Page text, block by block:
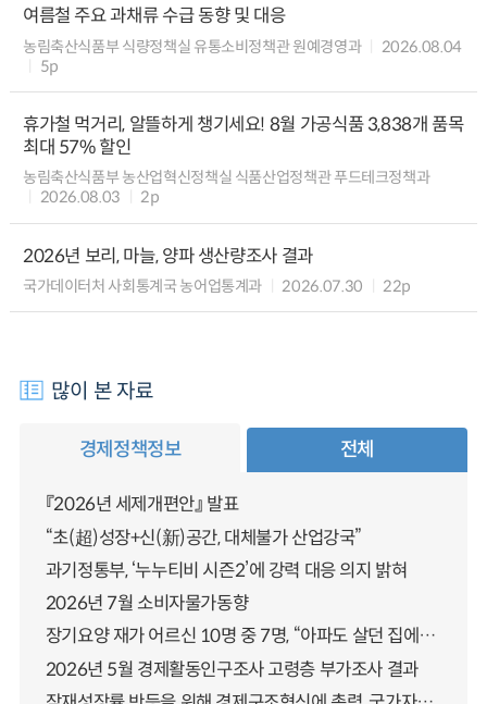
여름철 주요 과채류 수급 동향 및 대응
농림축산식품부 식량정책실 유통소비정책관 원예경영과
2026.08.04
5p
휴가철 먹거리, 알뜰하게 챙기세요! 8월 가공식품 3,838개 품목
최대 57% 할인
농림축산식품부 농산업혁신정책실 식품산업정책관 푸드테크정책과
2026.08.03
2p
2026년 보리, 마늘, 양파 생산량조사 결과
국가데이터처 사회통계국 농어업통계과 2026.07.30 22p
많이 본 자료
경제정책정보 전체
『2026년 세제개편안』 발표
“초(超)성장+신(新)공간, 대체불가 산업강국”
과기정통부, ‘누누티비 시즌2’에 강력 대응 의지 밝혀
2026년 7월 소비자물가동향
장기요양 재가 어르신 10명 중 7명, “아파도 살던 집에서 살겠다” 「2025년 장기요양실태조사」 결과 발표
2026년 5월 경제활동인구조사 고령층 부가조사 결과